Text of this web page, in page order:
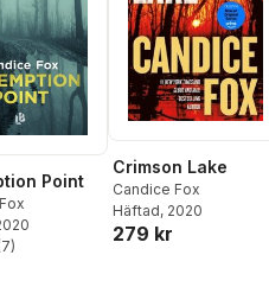
Point
Totalt antal röster:
7)
Crimson Lake
Candice Fox
Häftad, 2020
279 kr